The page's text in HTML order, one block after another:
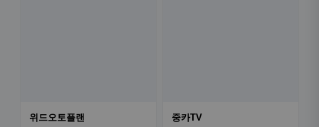
위드오토플랜 중카TV